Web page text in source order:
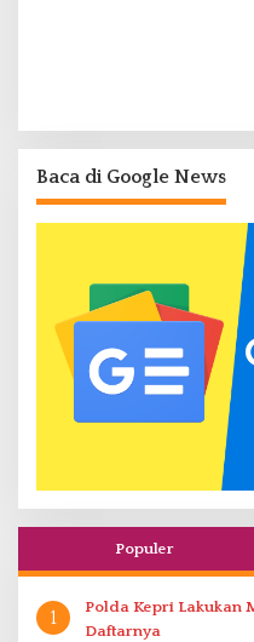
Baca di Google News
Populer
1
Polda Kepri Lakukan
Daftarnya